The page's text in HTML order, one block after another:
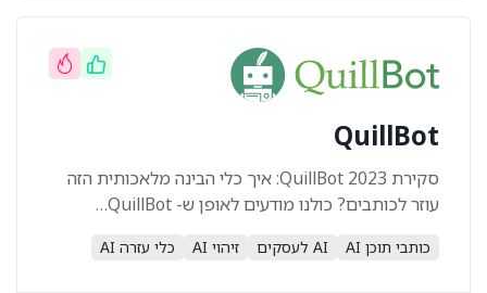
QuillBot
סקירת QuillBot 2023: איך כלי הבינה מלאכותית הזה
עוזר לכותבים? כולנו מודעים לאופן ש- QuillBot…
כותבי תוכן AI AI לעסקים זיהוי AI כלי עזרה AI